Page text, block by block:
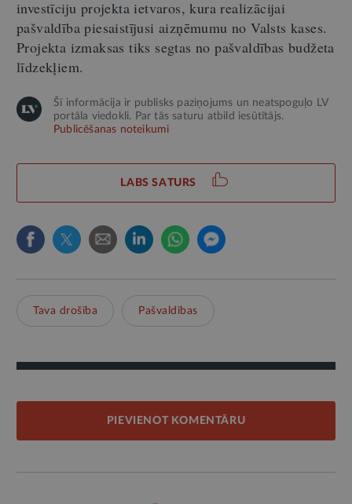
investīciju projekta ietvaros, kura realizācijai
pašvaldība piesaistījusi aizņēmumu no Valsts kases.
Projekta izmaksas tiks segtas no pašvaldības budžeta
līdzekļiem.
Šī informācija ir publisks paziņojums un neatspoguļo LV
portāla viedokli. Par tās saturu atbild iesūtītājs.
Publicēšanas noteikumi
LABS SATURS
Tava drošība Pašvaldības
PIEVIENOT KOMENTĀRU